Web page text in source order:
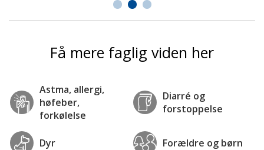
Få mere faglig viden her
Astma, allergi,
høfeber,
forkølelse
Diarré og
forstoppelse
Dyr Forældre og børn